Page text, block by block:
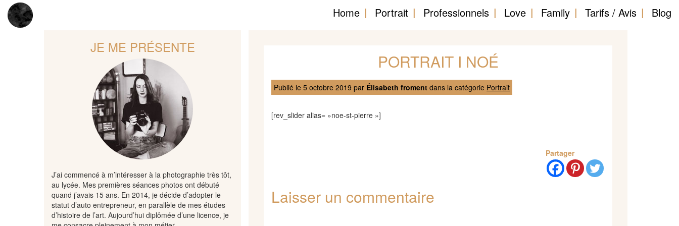
Home Portrait Professionnels Love Family Tarifs / Avis Blog
JE ME PRÉSENTE
J’ai commencé à m’intéresser à la photographie très tôt,
au lycée. Mes premières séances photos ont débuté
quand j’avais 15 ans. En 2014, je décide d’adopter le
statut d’auto entrepreneur, en parallèle de mes études
d’histoire de l’art. Aujourd’hui diplômée d’une licence, je
PORTRAIT I NOÉ
Publié le 5 octobre 2019 par Élisabeth froment dans la catégorie Portrait
[rev_slider alias= »noe-st-pierre »]
Partager
Laisser un commentaire